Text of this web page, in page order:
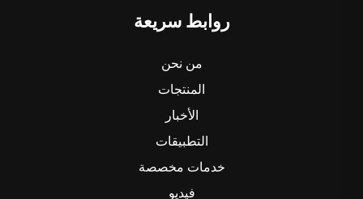
روابط سريعة
من نحن
المنتجات
الأخبار
التطبيقات
خدمات مخصصة
فيديو